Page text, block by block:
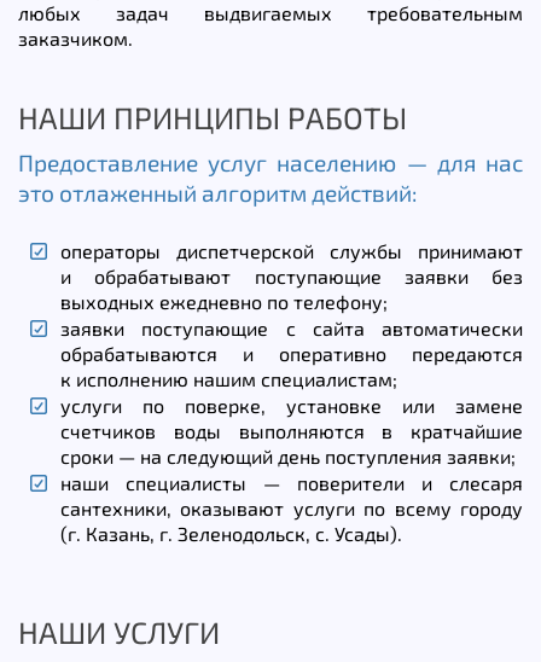
любых задач выдвигаемых требовательным
заказчиком.
НАШИ ПРИНЦИПЫ РАБОТЫ
Предоставление услуг населению — для нас
это отлаженный алгоритм действий:
операторы диспетчерской службы принимают
и обрабатывают поступающие заявки без
выходных ежедневно по телефону;
заявки поступающие с сайта автоматически
обрабатываются и оперативно передаются
к исполнению нашим специалистам;
услуги по поверке, установке или замене
счетчиков воды выполняются в кратчайшие
сроки — на следующий день поступления заявки;
наши специалисты — поверители и слесаря
сантехники, оказывают услуги по всему городу
(г. Казань, г. Зеленодольск, с. Усады).
НАШИ УСЛУГИ